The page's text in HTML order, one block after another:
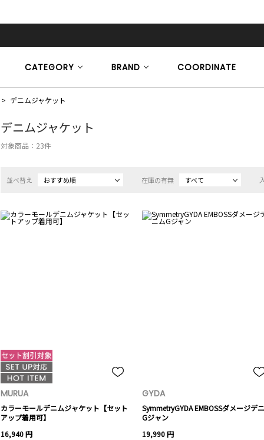
CATEGORY BRAND COORDINATE
デニムジャケット
デニムジャケット
対象商品： 23件
並べ替え おすすめ順 在庫の有無 すべて
MURUA
カラーモールデニムジャケット【セット
アップ着用可】
16,940 円
GYDA
SymmetryGYDA EMBOSSダメージデ
Gジャン
19,990 円